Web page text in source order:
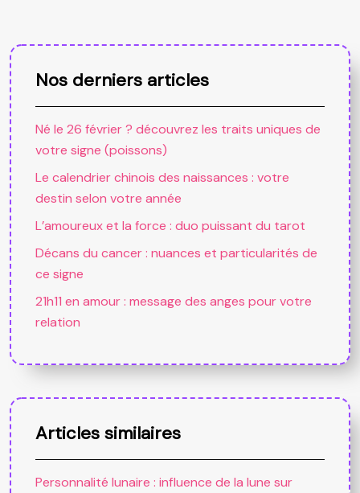
Nos derniers articles
Né le 26 février ? découvrez les traits uniques de
votre signe (poissons)
Le calendrier chinois des naissances : votre
destin selon votre année
L’amoureux et la force : duo puissant du tarot
Décans du cancer : nuances et particularités de
ce signe
21h11 en amour : message des anges pour votre
relation
Articles similaires
Personnalité lunaire : influence de la lune sur